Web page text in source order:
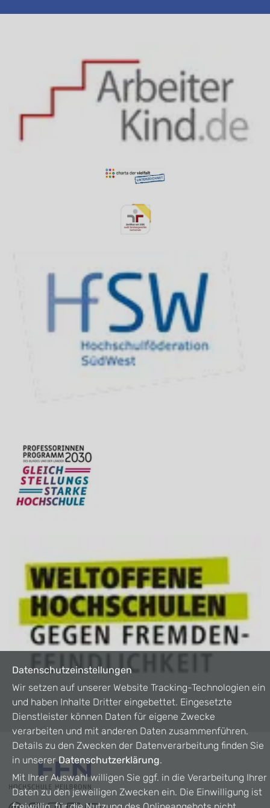
Datenschutzeinstellungen
Wir setzen auf unserer Website Tracking-Technologien ein
und haben Inhalte Dritter eingebettet. Eingesetzte
Dienstleister können Daten für eigene Zwecke
verarbeiten und mit anderen Daten zusammenführen.
Details zu den Zwecken der Datenverarbeitung finden Sie
in unsererDatenschutzerklärung.
Mit Ihrer Auswahl willigen Sie ggf. in die Verarbeitung Ihrer
Daten zu den jeweiligen Zwecken ein. Die Einwilligung ist